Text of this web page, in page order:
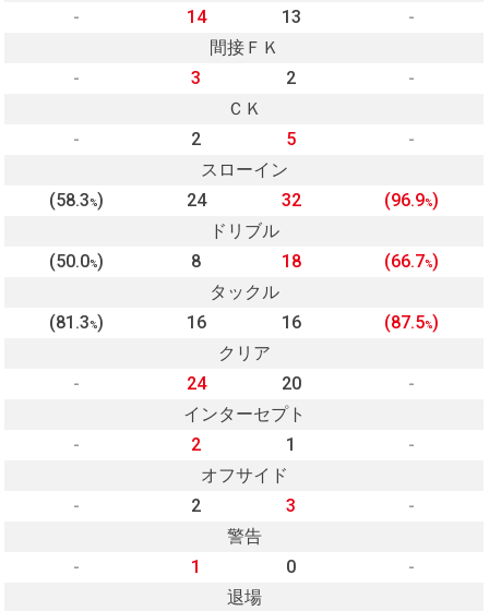
-
14 13
-
間接ＦＫ
-
3 2
-
ＣＫ
-
2 5
-
スローイン
(58.3%) 24 32 (96.9%)
ドリブル
(50.0%) 8 18 (66.7%)
タックル
(81.3%) 16 16 (87.5%)
クリア
-
24 20
-
インターセプト
-
2 1
-
オフサイド
-
2 3
-
警告
-
1 0
-
退場